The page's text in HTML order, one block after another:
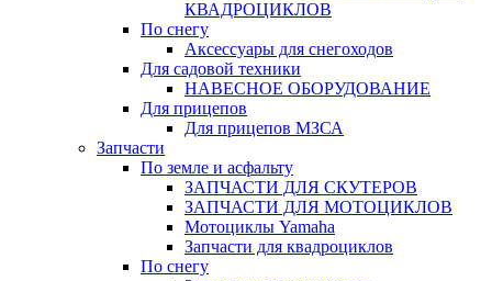
КВАДРОЦИКЛОВ
По снегу
Аксессуары для снегоходов
Для садовой техники
НАВЕСНОЕ ОБОРУДОВАНИЕ
Для прицепов
Для прицепов МЗСА
Запчасти
По земле и асфальту
ЗАПЧАСТИ ДЛЯ СКУТЕРОВ
ЗАПЧАСТИ ДЛЯ МОТОЦИКЛОВ
Мотоциклы Yamaha
Запчасти для квадроциклов
По снегу